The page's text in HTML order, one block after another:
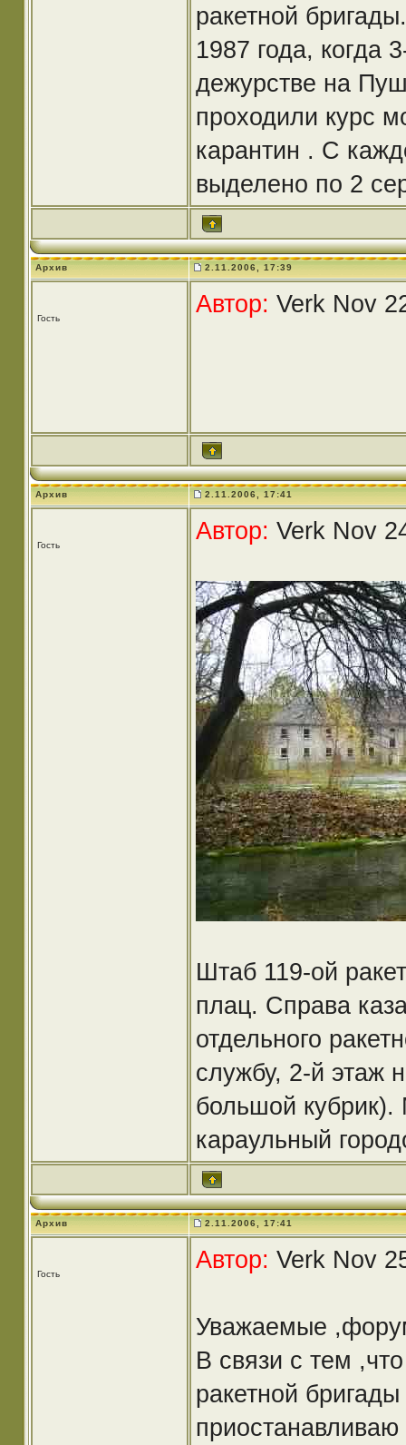
ракетной
1987 года, когда
дежурстве на
проходили курс
карантин . С
выделено по 2
Архив 2.11.2006, 17:39
Гость
Автор: Verk Nov
Архив 2.11.2006, 17:41
Гость
Автор: Verk Nov
Штаб 119-ой
плац. Справа
отдельного
службу, 2-й этаж
большой
караульный
Архив 2.11.2006, 17:41
Гость
Автор: Verk Nov
Уважаемые
В связи с тем
ракетной